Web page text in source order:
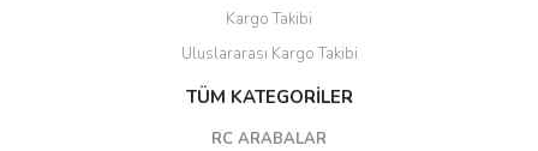
Kargo Takibi
Uluslararası Kargo Takibi
TÜM KATEGORİLER
RC ARABALAR